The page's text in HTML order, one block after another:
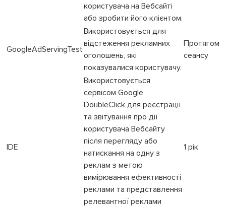
користувача на Вебсайті
або зробити його клієнтом.
GoogleAdServingTest
Використовується для
відстеження рекламних
оголошень, які
показувалися користувачу.
Протягом
сеансу
IDE
Використовується
сервісом Google
DoubleClick для реєстрації
та звітування про дії
користувача Вебсайту
після перегляду або
натискання на одну з
реклам з метою
вимірювання ефективності
реклами та представлення
релевантної реклами
1 рік